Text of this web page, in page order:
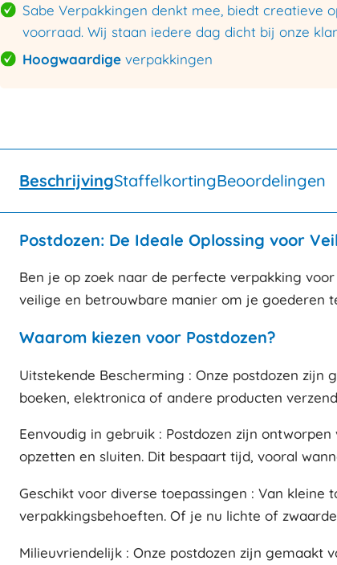
Sabe Verpakkingen denkt mee, biedt creatieve
voorraad. Wij staan iedere dag dicht bij onze
Hoogwaardige verpakkingen
BeschrijvingStaffelkortingBeoordelingen
Postdozen: De Ideale Oplossing voor
Ben je op zoek naar de perfecte verpakking
veilige en betrouwbare manier om je goederen
Waarom kiezen voor Postdozen?
Uitstekende Bescherming : Onze postdozen
boeken, elektronica of andere producten
Eenvoudig in gebruik : Postdozen zijn
opzetten en sluiten. Dit bespaart tijd, vooral
Geschikt voor diverse toepassingen : Van
verpakkingsbehoeften. Of je nu lichte of
Milieuvriendelijk : Onze postdozen zijn gemaakt